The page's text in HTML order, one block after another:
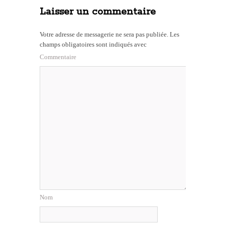
Laisser un commentaire
Votre adresse de messagerie ne sera pas publiée. Les
champs obligatoires sont indiqués avec
Commentaire
Nom